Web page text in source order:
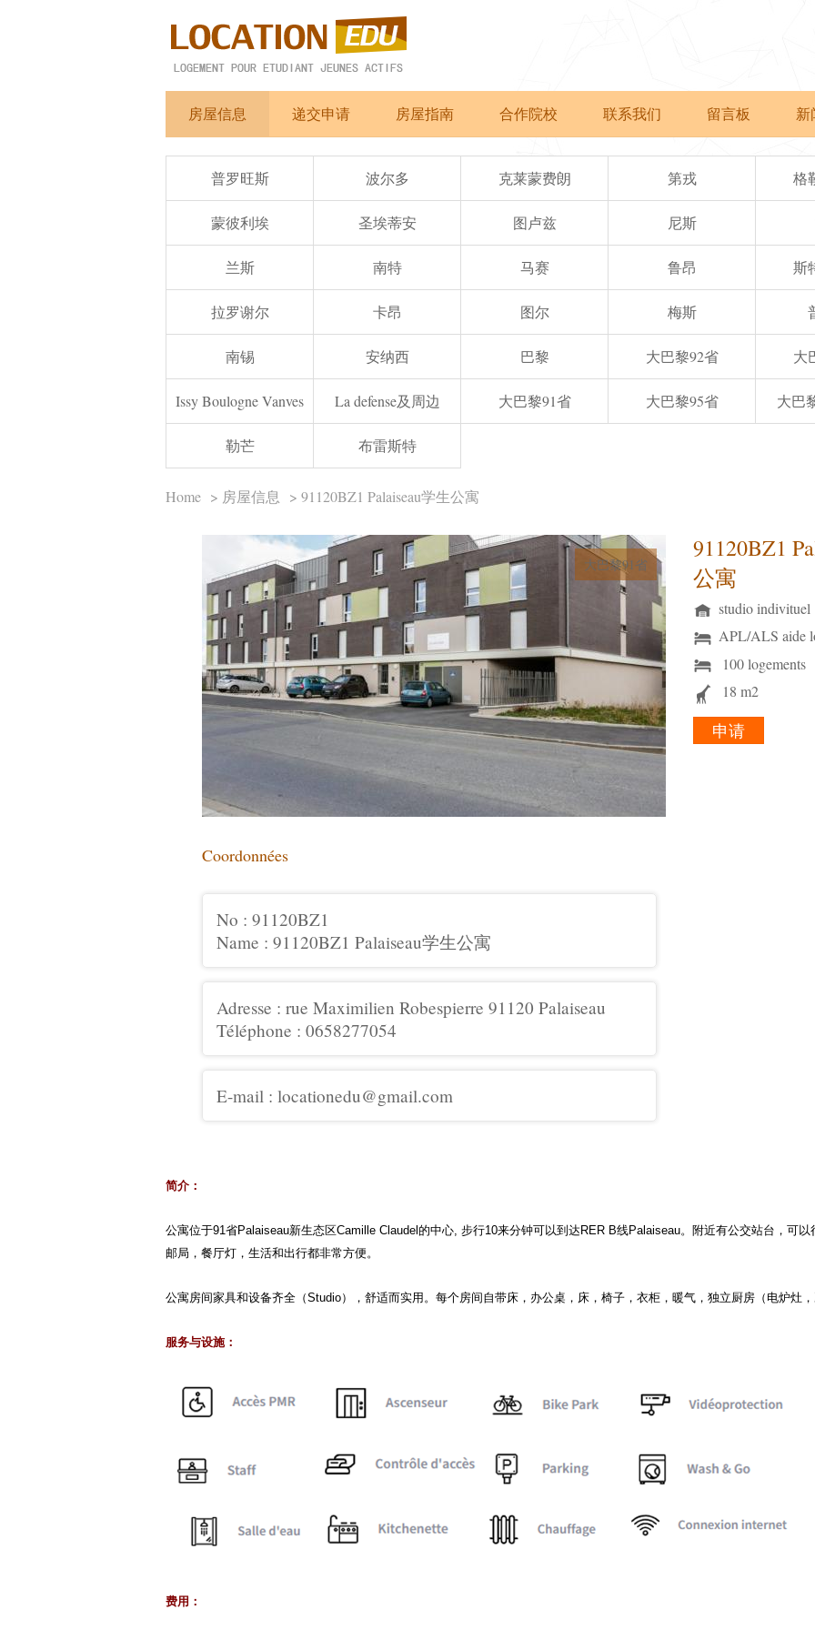
房屋信息 递交申请 房屋指南 合作院校 联系我们 留言板 新
普罗旺斯 波尔多 克莱蒙费朗 第戎 格
蒙彼利埃 圣埃蒂安 图卢兹 尼斯
兰斯 南特 马赛 鲁昂 斯
拉罗谢尔 卡昂 图尔 梅斯
南锡 安纳西 巴黎 大巴黎92省 大
Issy Boulogne Vanves La defense及周边 大巴黎91省 大巴黎95省 大巴
勒芒 布雷斯特
Home > 房屋信息 > 91120BZ1 Palaiseau学生公寓
大巴黎91省
Coordonnées
No : 91120BZ1
Name : 91120BZ1 Palaiseau学生公寓
Adresse : rue Maximilien Robespierre 91120 Palaiseau
Téléphone : 0658277054
E-mail : locationedu@gmail.com
91120BZ1
公寓
studio indivituel
APL/ALS aide
100 logements
18 m2
简介：
公寓位于91省Palaiseau新生态区Camille Claudel 的中心, 步行10来分钟可以到达 RER B线Palaiseau。附近有公交站台，可以
邮局，餐厅灯，生活和出行都非常方便。
公寓房间家具和设备齐全（Studio），舒适而实用。每个房间自带床，办公桌，床，椅子，衣柜，暖气，独立厨房（电炉灶，
服务与设施：
费用：